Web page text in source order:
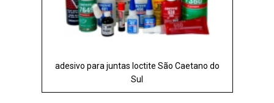
adesivo para juntas loctite São Caetano do
Sul